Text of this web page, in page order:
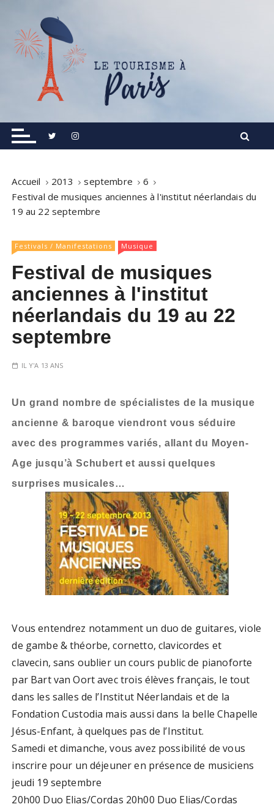
Le Tourisme à Paris
Informations touristiques, visites, excursions.
Accueil 2013 septembre
6
Festival de musiques anciennes à l'institut néerlandais du
19 au 22 septembre
Festivals / Manifestations Musique
Festival de musiques
anciennes à l'institut
néerlandais du 19 au 22
septembre
IL Y'A 13 ANS
Un grand nombre de spécialistes de la musique
ancienne & baroque viendront vous séduire
avec des programmes variés, allant du Moyen-
Age jusqu’à Schubert et aussi quelques
surprises musicales…
Vous entendrez notamment un duo de guitares, viole
de gambe & théorbe, cornetto, clavicordes et
clavecin, sans oublier un cours public de pianoforte
par Bart van Oort avec trois élèves français, le tout
dans les salles de l’Institut Néerlandais et de la
Fondation Custodia mais aussi dans la belle Chapelle
Jésus-Enfant, à quelques pas de l’Institut.
Samedi et dimanche, vous avez possibilité de vous
inscrire pour un déjeuner en présence de musiciens
jeudi 19 septembre
20h00 Duo Elias/Cordas 20h00 Duo Elias/Cordas